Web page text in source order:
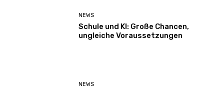
NEWS
Schule und KI: Große Chancen,
ungleiche Voraussetzungen
NEWS